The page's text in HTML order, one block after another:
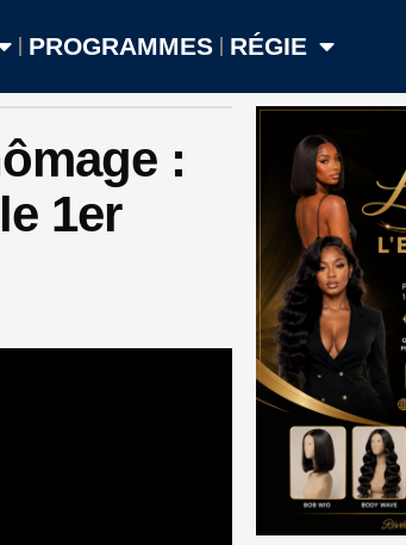
PROGRAMMES RÉGIE
:
1er